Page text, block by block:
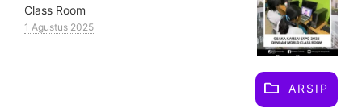
Class Room
1 Agustus 2025
ARSIP